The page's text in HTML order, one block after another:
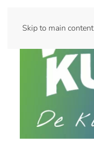
Skip to main content